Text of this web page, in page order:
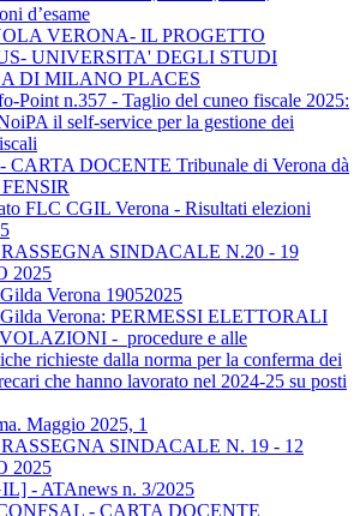
d’esame
VERONA- IL PROGETTO
UNIVERSITA' DEGLI STUDI
DI MILANO PLACES
Point n.357 - Taglio del cuneo fiscale 2025:
il self-service per la gestione dei
CARTA DOCENTE Tribunale di Verona dà
FLC CGIL Verona - Risultati elezioni
SINDACALE N.20 - 19
2025
Verona 19052025
Verona: PERMESSI ELETTORALI
- procedure e alle
richieste dalla norma per la conferma dei
che hanno lavorato nel 2024-25 su posti
Maggio 2025, 1
SINDACALE N. 19 - 12
2025
- ATAnews n. 3/2025
- CARTA DOCENTE